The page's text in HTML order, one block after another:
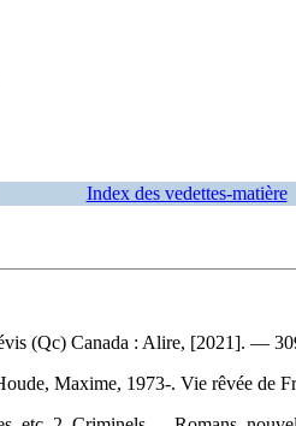
Index des vedettes-matière
(Qc) Canada : Alire, [2021]. —
Maxime, 1973-. Vie rêvée de